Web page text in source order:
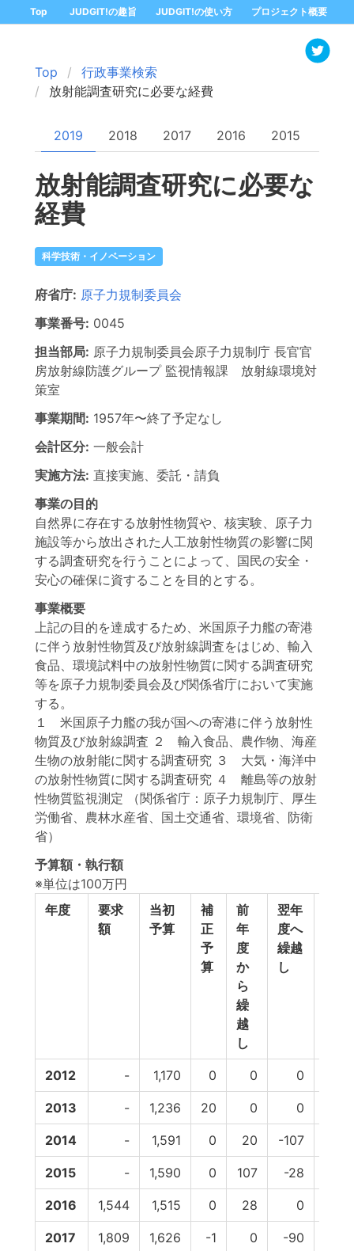
Top JUDGIT!の趣旨 JUDGIT!の使い方 プロジェクト概要
Top
行政事業検索
放射能調査研究に必要な経費
2019 2018 2017 2016 2015
放射能調査研究に必要な
経費
科学技術・イノベーション
府省庁: 原子力規制委員会
事業番号: 0045
担当部局: 原子力規制委員会原子力規制庁 長官官
房放射線防護グループ 監視情報課 放射線環境対
策室
事業期間: 1957年〜終了予定なし
会計区分: 一般会計
実施方法: 直接実施、委託・請負
事業の目的
自然界に存在する放射性物質や、核実験、原子力
施設等から放出された人工放射性物質の影響に関
する調査研究を行うことによって、国民の安全・
安心の確保に資することを目的とする。
事業概要
上記の目的を達成するため、米国原子力艦の寄港
に伴う放射性物質及び放射線調査をはじめ、輸入
食品、環境試料中の放射性物質に関する調査研究
等を原子力規制委員会及び関係省庁において実施
する。
１ 米国原子力艦の我が国への寄港に伴う放射性
物質及び放射線調査 ２ 輸入食品、農作物、海産
生物の放射能に関する調査研究 ３ 大気・海洋中
の放射性物質に関する調査研究 ４ 離島等の放射
性物質監視測定 （関係省庁：原子力規制庁、厚生
労働省、農林水産省、国土交通省、環境省、防衛
省）
予算額・執行額
※単位は100万円
年度
要求
額
当初
予算
補
正
予
算
前
年
度
か
ら
繰
越
し
翌年
度へ
繰越
し
2012 - 1,170 0 0 0
2013 - 1,236 20 0 0
2014 - 1,591 0 20 -107
2015 - 1,590 0 107 -28
2016 1,544 1,515 0 28 0
2017 1,809 1,626 -1 0 -90